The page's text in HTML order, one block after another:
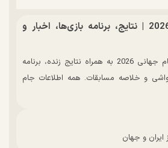
جدول جام جهانی 2026 | نتایج، برنامه بازی‌ها، اخبار و
مشاهده جدول کامل جام جهانی 2026 به همراه نتایج زنده، برنامه
و خلاصه مسابقات. همه اطلاعات جام
ایران و جهان